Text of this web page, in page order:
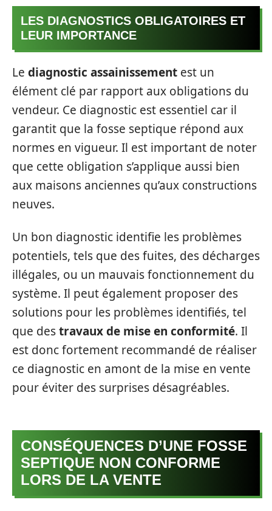
LES DIAGNOSTICS OBLIGATOIRES ET
LEUR IMPORTANCE
Le diagnostic assainissement est un
élément clé par rapport aux obligations du
vendeur. Ce diagnostic est essentiel car il
garantit que la fosse septique répond aux
normes en vigueur. Il est important de noter
que cette obligation s’applique aussi bien
aux maisons anciennes qu’aux constructions
neuves.
Un bon diagnostic identifie les problèmes
potentiels, tels que des fuites, des décharges
illégales, ou un mauvais fonctionnement du
système. Il peut également proposer des
solutions pour les problèmes identifiés, tel
que destravaux de mise en conformité. Il
est donc fortement recommandé de réaliser
ce diagnostic en amont de la mise en vente
pour éviter des surprises désagréables.
CONSÉQUENCES D’UNE FOSSE
SEPTIQUE NON CONFORME
LORS DE LA VENTE